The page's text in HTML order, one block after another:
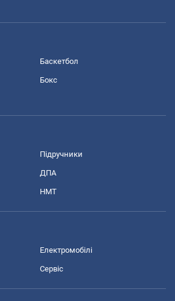
Баскетбол
Бокс
Підручники
ДПА
НМТ
Електромобілі
Сервіс